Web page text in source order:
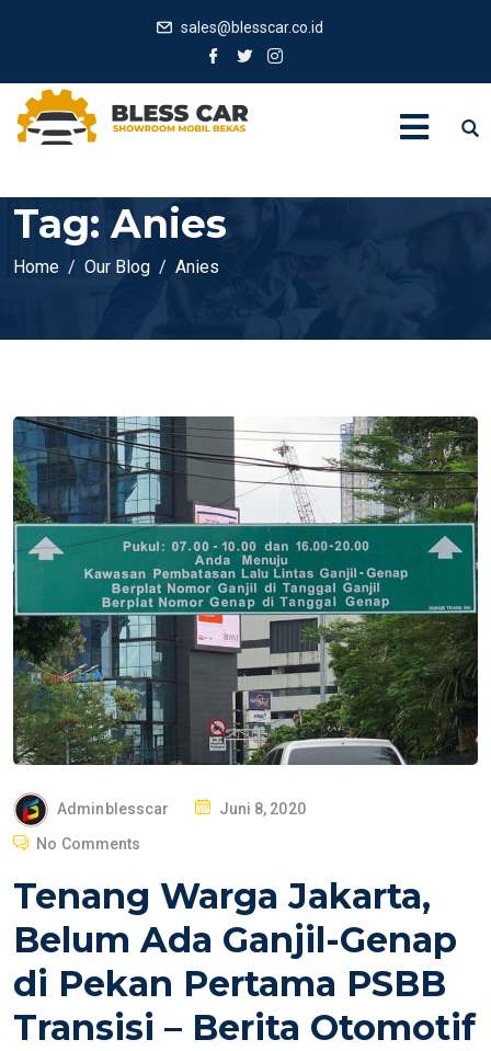
sales@blesscar.co.id
Tag:Anies
Home Our Blog Anies
Adminblesscar
T
D
O
Juni 8, 2020
No Comments
Tenang Warga Jakarta,
Belum Ada Ganjil-Genap
di Pekan Pertama PSBB
Transisi – Berita Otomotif